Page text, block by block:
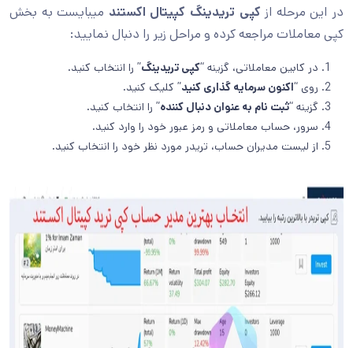
در این مرحله از کپی تریدینگ کپیتال اکستند میبایست به بخش
کپی معاملات مراجعه کرده و مراحل زیر را دنبال نمایید:
در کابین معاملاتی، گزینه “کپی تریدینگ” را انتخاب کنید.
روی “اکنون سرمایه گذاری کنید” کلیک کنید.
گزینه “ثبت نام به عنوان دنبال کننده” را انتخاب کنید.
سرور، حساب معاملاتی و رمز عبور خود را وارد کنید.
از لیست مدیران حساب، تریدر مورد نظر خود را انتخاب کنید.